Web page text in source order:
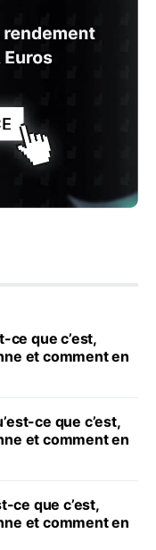
ce que c’est,
et comment en
ce que c’est,
et comment en
ce que c’est,
et comment en